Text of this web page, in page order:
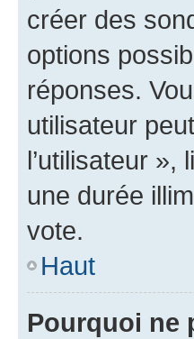
créer des
options
réponses.
utilisateur
l’utilisateur
une durée
vote.
Haut
Pourquoi ne